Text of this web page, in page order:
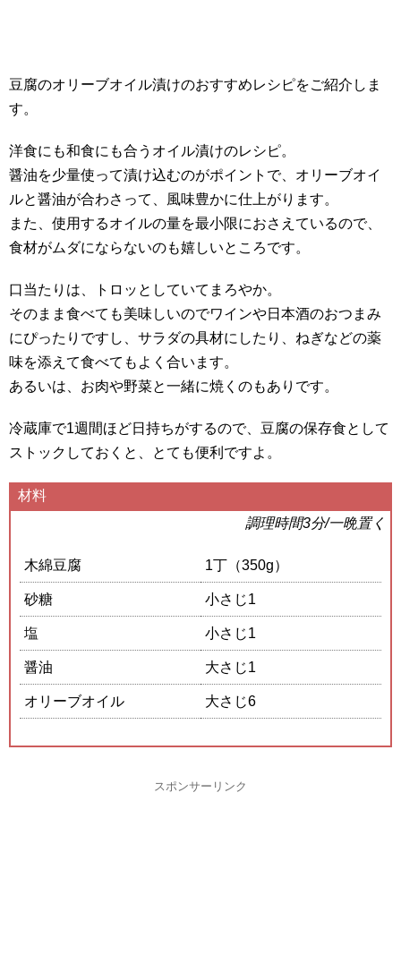
豆腐のオリーブオイル漬けのおすすめレシピをご紹介しま
す。
洋食にも和食にも合うオイル漬けのレシピ。
醤油を少量使って漬け込むのがポイントで、オリーブオイ
ルと醤油が合わさって、風味豊かに仕上がります。
また、使用するオイルの量を最小限におさえているので、
食材がムダにならないのも嬉しいところです。
口当たりは、トロッとしていてまろやか。
そのまま食べても美味しいのでワインや日本酒のおつまみ
にぴったりですし、サラダの具材にしたり、ねぎなどの薬
味を添えて食べてもよく合います。
あるいは、お肉や野菜と一緒に焼くのもありです。
冷蔵庫で1週間ほど日持ちがするので、豆腐の保存食として
ストックしておくと、とても便利ですよ。
材料
調理時間3分/一晩置く
木綿豆腐 1丁（350g）
砂糖 小さじ1
塩 小さじ1
醤油 大さじ1
オリーブオイル 大さじ6
スポンサーリンク